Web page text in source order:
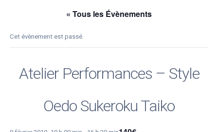
« Tous les Évènements
Cet évènement est passé.
Atelier Performances – Style
Oedo Sukeroku Taiko